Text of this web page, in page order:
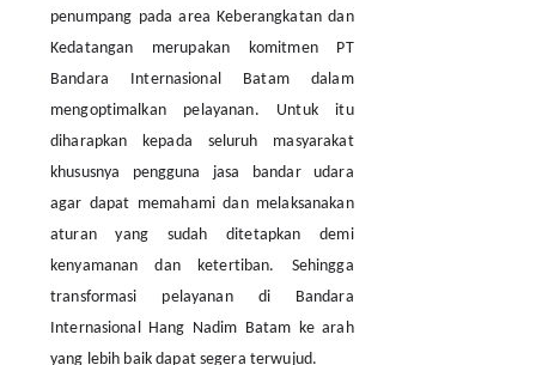
penumpang pada area Keberangkatan dan
Kedatangan merupakan komitmen PT
Bandara Internasional Batam dalam
mengoptimalkan pelayanan. Untuk itu
diharapkan kepada seluruh masyarakat
khususnya pengguna jasa bandar udara
agar dapat memahami dan melaksanakan
aturan yang sudah ditetapkan demi
kenyamanan dan ketertiban. Sehingga
transformasi pelayanan di Bandara
Internasional Hang Nadim Batam ke arah
yang lebih baik dapat segera terwujud.